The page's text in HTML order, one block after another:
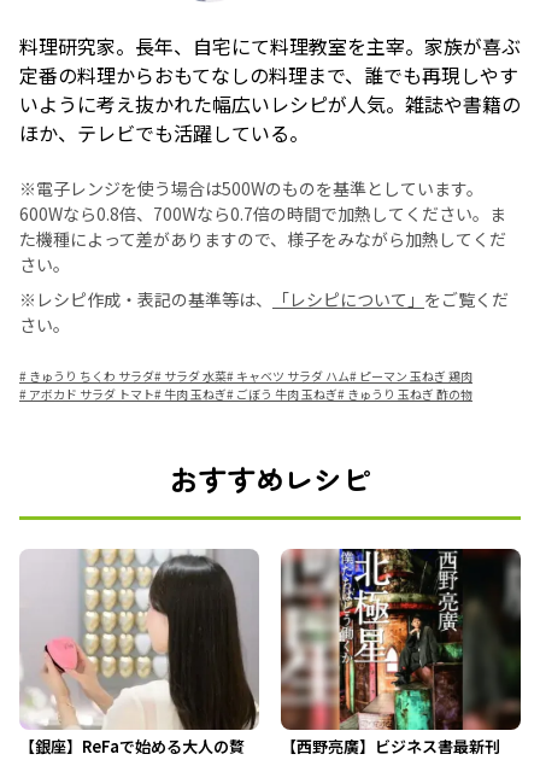
料理研究家。長年、自宅にて料理教室を主宰。家族が喜ぶ
定番の料理からおもてなしの料理まで、誰でも再現しやす
いように考え抜かれた幅広いレシピが人気。雑誌や書籍の
ほか、テレビでも活躍している。
※電子レンジを使う場合は500Wのものを基準としています。
600Wなら0.8倍、700Wなら0.7倍の時間で加熱してください。ま
た機種によって差がありますので、様子をみながら加熱してくだ
さい。
※レシピ作成・表記の基準等は、
「レシピについて」 をご覧くだ
さい。
# きゅうり ちくわ サラダ# サラダ 水菜# キャベツ サラダ ハム# ピーマン 玉ねぎ 鶏肉
# アボカド サラダ トマト#牛肉 玉ねぎ# ごぼう 牛肉 玉ねぎ# きゅうり 玉ねぎ 酢の物
おすすめレシピ
【銀座】ReFaで始める大人の贅
【西野亮廣】ビジネス書最新刊